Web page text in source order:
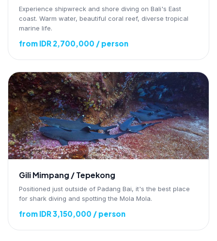
Experience shipwreck and shore diving on Bali's East
coast. Warm water, beautiful coral reef, diverse tropical
marine life.
from IDR 2,700,000 / person
Gili Mimpang / Tepekong
Positioned just outside of Padang Bai, it's the best place
for shark diving and spotting the Mola Mola.
from IDR 3,150,000 / person